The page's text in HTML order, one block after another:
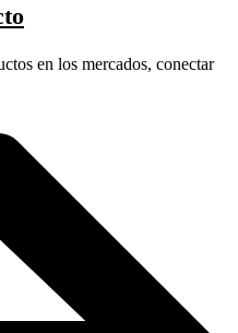
en los mercados, conectar